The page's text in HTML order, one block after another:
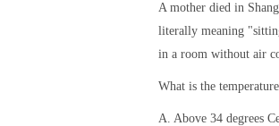
A mother died in
literally meaning
in a room without air
What is the
A. Above 34 degrees